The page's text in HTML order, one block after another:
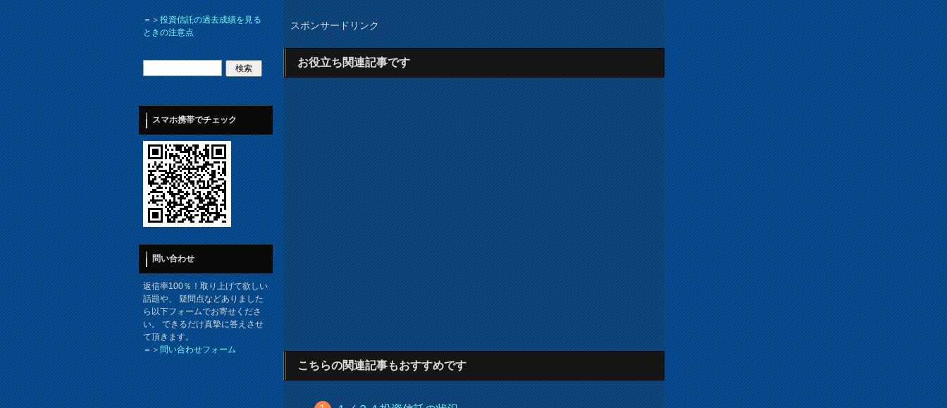
スポンサードリンク
お役立ち関連記事です
こちらの関連記事もおすすめです
＝＞投資信託の過去成績を見る
ときの注意点
スマホ携帯でチェック
問い合わせ
返信率100％！取り上げて欲しい
話題や、 疑問点などありました
ら以下フォームでお寄せくださ
い。 できるだけ真摯に答えさせ
て頂きます。
＝＞問い合わせフォーム